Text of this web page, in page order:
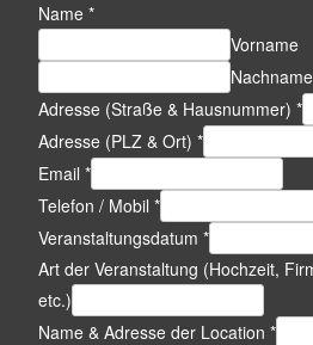
Name *
Vorname
Nachname
Adresse (Straße & Hausnummer) *
Adresse (PLZ & Ort) *
Email *
Telefon / Mobil *
Veranstaltungsdatum *
Art der Veranstaltung (Hochzeit,
etc.)
Name & Adresse der Location *